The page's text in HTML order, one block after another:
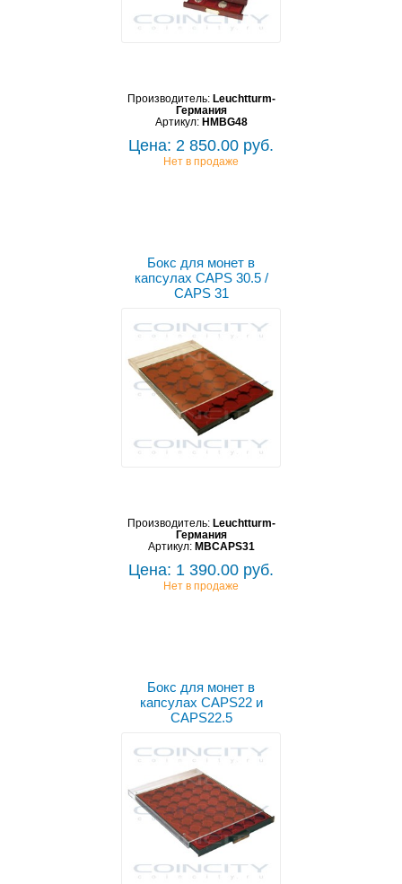
Производитель: Leuchtturm-
Германия
Артикул: HMBG48
Цена: 2 850.00 руб.
Нет в продаже
Бокс для монет в
капсулах CAPS 30.5 /
CAPS 31
Производитель: Leuchtturm-
Германия
Артикул: MBCAPS31
Цена: 1 390.00 руб.
Нет в продаже
Бокс для монет в
капсулах CAPS22 и
CAPS22.5